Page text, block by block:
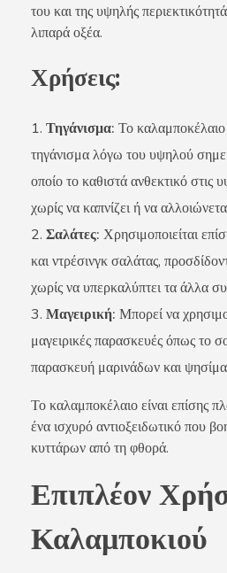
του και της υψηλής
λιπαρά οξέα.
Χρήσεις:
Τηγάνισμα: Το καλαμποκέλαιο
τηγάνισμα λόγω του υψηλού
οποίο το καθιστά ανθεκτικό στις
χωρίς να καπνίζει ή να
Σαλάτες: Χρησιμοποιείται
και ντρέσινγκ σαλάτας,
χωρίς να υπερκαλύπτει τα άλλα
Μαγειρική: Μπορεί να
μαγειρικές παρασκευές όπως το
παρασκευή μαρινάδων και
Το καλαμποκέλαιο είναι επίσης
ένα ισχυρό αντιοξειδωτικό που
κυττάρων από τη φθορά.
Επιπλέον
Καλαμποκιού